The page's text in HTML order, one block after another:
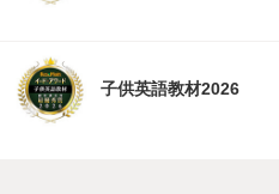
子供英語教材2026